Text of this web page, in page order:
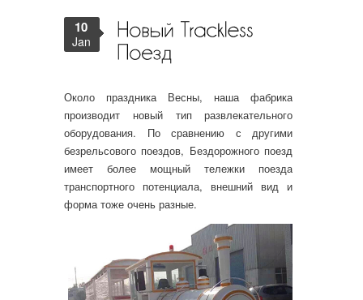
10
Jan
Около праздника Весны, наша фабрика
производит новый тип развлекательного
оборудования. По сравнению с другими
безрельсового поездов, Бездорожного поезд
имеет более мощный тележки поезда
транспортного потенциала, внешний вид и
форма тоже очень разные.